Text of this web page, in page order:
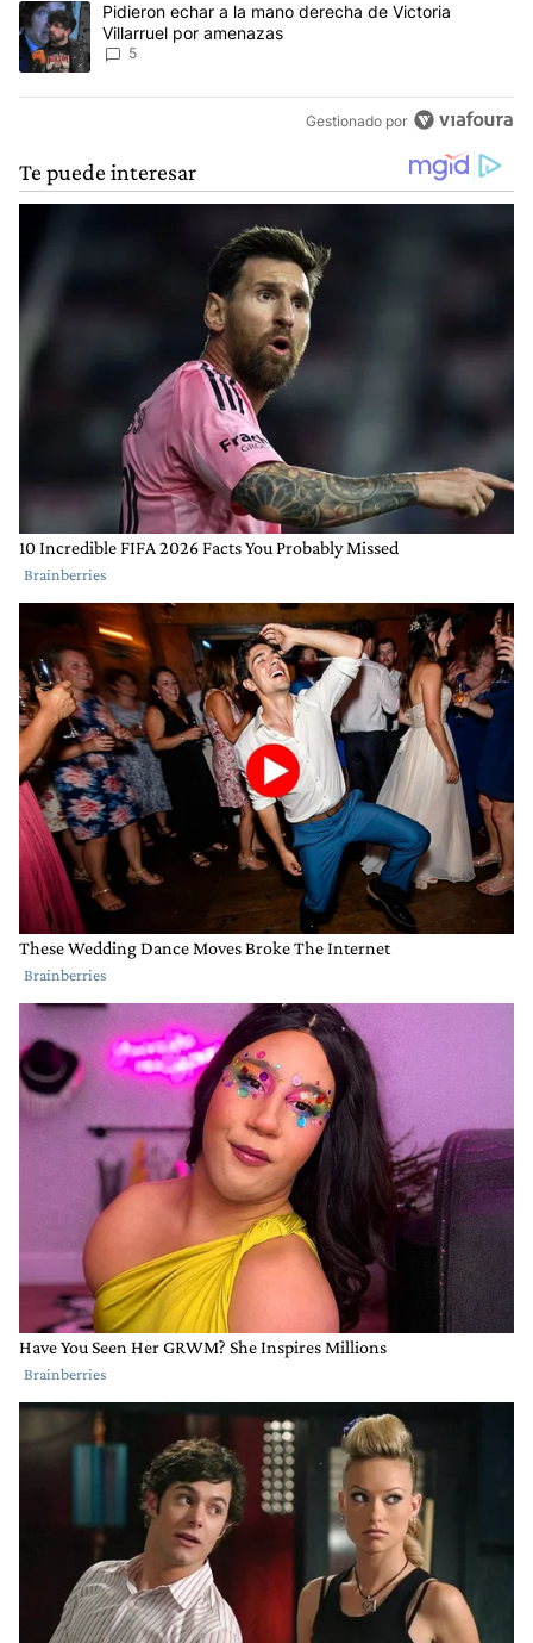
Un artículo de tendencia con el título "Pidieron echar a la mano
Pidieron echar a la mano derecha de Victoria
Villarruel por amenazas
5
Gestionado por